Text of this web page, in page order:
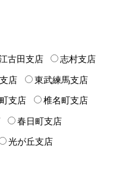
古田支店 志村支店
店 東武練馬支店
支店 椎名町支店
春日町支店
光が丘支店